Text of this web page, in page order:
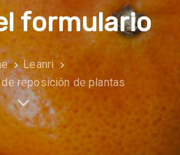
formulario
Leanri
reposición de plantas